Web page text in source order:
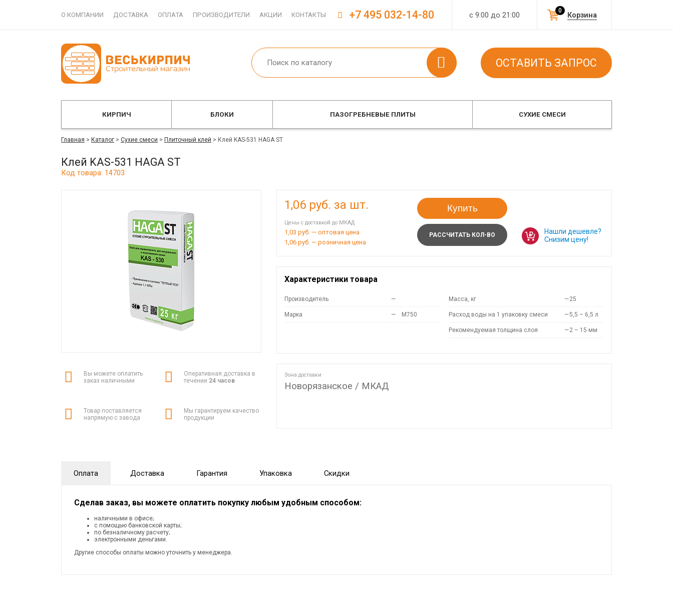
О КОМПАНИИ ДОСТАВКА ОПЛАТА ПРОИЗВОДИТЕЛИ АКЦИИ КОНТАКТЫ с 9:00 до 21:00 Корзина
0
+7 495 032-14-80
ОСТАВИТЬ ЗАПРОС
КИРПИЧ БЛОКИ ПАЗОГРЕБНЕВЫЕ ПЛИТЫ СУХИЕ СМЕСИ
Главная > Каталог > Сухие смеси > Плиточный клей > Клей KAS-531 HAGA ST
Клей KAS-531 HAGA ST
Код товара: 14703
Вы можете оплатить
заказ наличными
Оперативная доставка в
течении 24 часов
Товар поставляется
напрямую с завода
Мы гарантируем качество
продукции
1,06 руб. за шт.
Цены с доставкой до МКАД
1,03 руб. — оптовая цена
1,06 руб. — розничная цена
Купить
РАССЧИТАТЬ КОЛ-ВО
Нашли дешевле?
Снизим цену!
Характеристики товара
Производитель —
Марка — M750
Масса, кг —25
Расход воды на 1 упаковку смеси —5,5 – 6,5 л
Рекомендуемая толщина слоя —2 – 15 мм
Зона доставки
Новорязанское / МКАД
Оплата Доставка Гарантия Упаковка Скидки
Сделав заказ, вы можете оплатить покупку любым удобным способом:
наличными в офисе;
с помощью банковской карты;
по безналичному расчету;
электронными деньгами.
Другие способы оплаты можно уточнить у менеджера.